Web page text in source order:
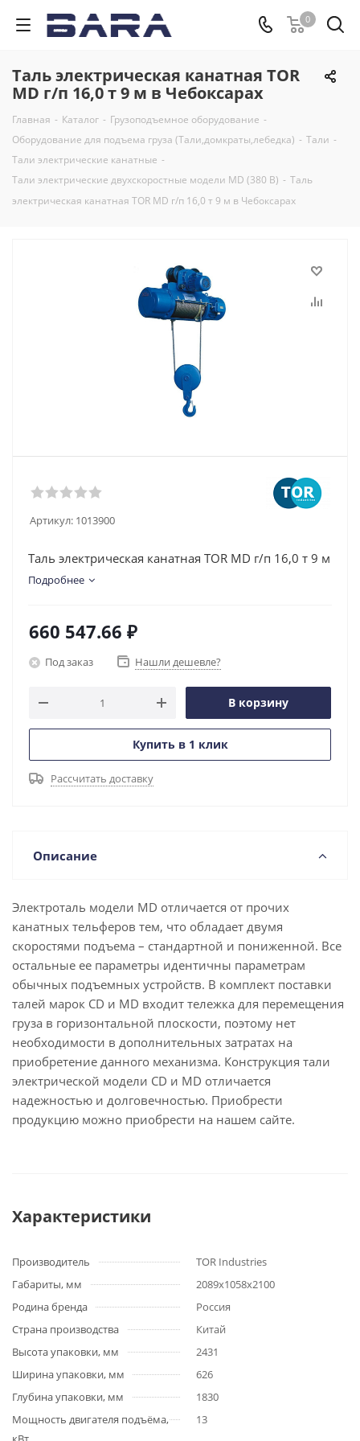
0
Таль электрическая канатная TOR
MD г/п 16,0 т 9 м в Чебоксарах
Главная - Каталог - Грузоподъемное оборудование -
Оборудование для подъема груза (Тали,домкраты,лебедка) - Тали -
Тали электрические канатные -
Тали электрические двухскоростные модели MD (380 В) - Таль
электрическая канатная TOR MD г/п 16,0 т 9 м в Чебоксарах
Артикул: 1013900
Таль электрическая канатная TOR MD г/п 16,0 т 9 м
Подробнее
660 547.66 ₽
Под заказ Нашли дешевле?
В корзину
Купить в 1 клик
Рассчитать доставку
Описание
Электроталь модели MD отличается от прочих
канатных тельферов тем, что обладает двумя
скоростями подъема – стандартной и пониженной. Все
остальные ее параметры идентичны параметрам
обычных подъемных устройств. В комплект поставки
талей марок CD и MD входит тележка для перемещения
груза в горизонтальной плоскости, поэтому нет
необходимости в дополнительных затратах на
приобретение данного механизма. Конструкция тали
электрической модели CD и MD отличается
надежностью и долговечностью. Приобрести
продукцию можно приобрести на нашем сайте.
Характеристики
Производитель
TOR Industries
Габариты, мм
2089х1058х2100
Родина бренда
Россия
Страна производства
Китай
Высота упаковки, мм
2431
Ширина упаковки, мм
626
Глубина упаковки, мм
1830
Мощность двигателя подъёма,
13